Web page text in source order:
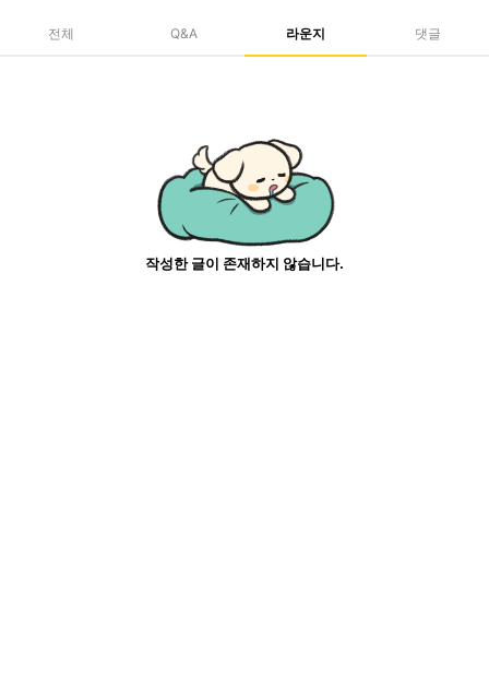
전체 Q&A 라운지 댓글
작성한 글이 존재하지 않습니다.